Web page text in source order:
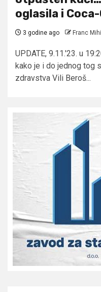
oglasila i
3 godine ago Franc
UPDATE, 9.11.'23. u
kako je i do jednog tog
zdravstva Vili Beroš...